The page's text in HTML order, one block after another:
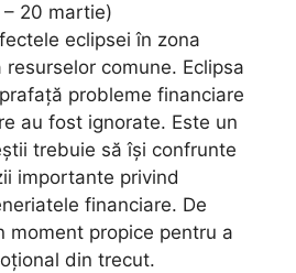
20 martie)
eclipsei în zona
comune. Eclipsa
probleme financiare
au fost ignorate. Este un
trebuie să își confrunte
importante privind
financiare. De
moment propice pentru a
din trecut.